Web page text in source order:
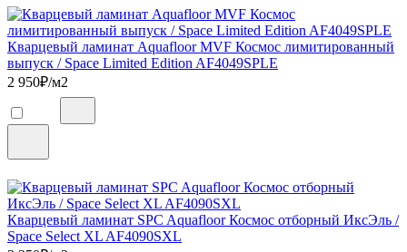
Кварцевый ламинат Aquafloor MVF Космос лимитированный
выпуск / Space Limited Edition AF4049SPLE
2 950₽/м2
Кварцевый ламинат SPC Aquafloor Космос отборный ИксЭль /
Space Select XL AF4090SXL